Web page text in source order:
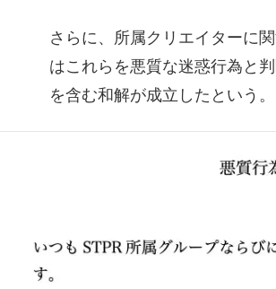
さらに、所属クリエイターに
はこれらを悪質な迷惑行為と
を含む和解が成立したという。